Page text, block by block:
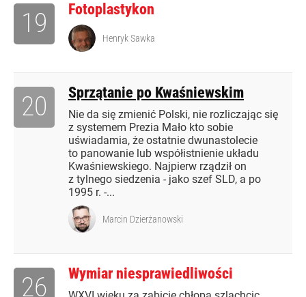
Fotoplastykon
19 Henryk Sawka
Sprzątanie po Kwaśniewskim
Nie da się zmienić Polski, nie rozliczając się
z systemem Prezia Mało kto sobie
uświadamia, że ostatnie dwunastolecie
to panowanie lub współistnienie układu
Kwaśniewskiego. Najpierw rządził on
z tylnego siedzenia - jako szef SLD, a po
1995 r. -...
20
Marcin Dzierżanowski
Wymiar niesprawiedliwości
26